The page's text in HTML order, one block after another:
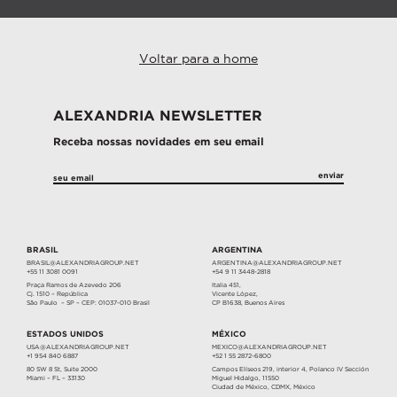
Voltar para a home
ALEXANDRIA NEWSLETTER
Receba nossas novidades em seu email
BRASIL
BRASIL@ALEXANDRIAGROUP.NET
+55 11 3081 0091
Praça Ramos de Azevedo 206
Cj. 1510 – República
São Paulo – SP – CEP: 01037-010 Brasil
ARGENTINA
ARGENTINA@ALEXANDRIAGROUP.NET
+54 9 11 3448-2818
Italia 451,
Vicente López,
CP B1638, Buenos Aires
ESTADOS UNIDOS
USA@ALEXANDRIAGROUP.NET
+1 954 840 6887
80 SW 8 St, Suite 2000
Miami – FL – 33130
MÉXICO
MEXICO@ALEXANDRIAGROUP.NET
+52 1 55 2872-6800
Campos Elíseos 219, interior 4, Polanco IV Sección
Miguel Hidalgo, 11550
Ciudad de México, CDMX, México